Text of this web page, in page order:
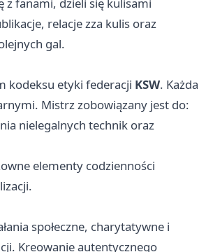
relacje zza kulis oraz
gal.
kodeksu etyki federacji KSW. Każda
Mistrz zobowiązany jest do:
nielegalnych technik oraz
elementy codzienności
społeczne, charytatywne i
Kreowanie autentycznego